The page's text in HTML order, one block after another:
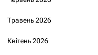
Травень 2026
Квітень 2026